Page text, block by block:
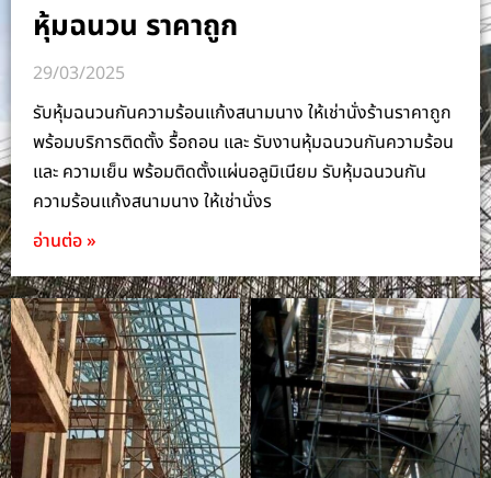
หุ้มฉนวน ราคาถูก
29/03/2025
รับหุ้มฉนวนกันความร้อนแก้งสนามนาง ให้เช่านั่งร้านราคาถูก
พร้อมบริการติดตั้ง รื้อถอน และ รับงานหุ้มฉนวนกันความร้อน
และ ความเย็น พร้อมติดตั้งแผ่นอลูมิเนียม รับหุ้มฉนวนกัน
ความร้อนแก้งสนามนาง ให้เช่านั่งร
อ่านต่อ »